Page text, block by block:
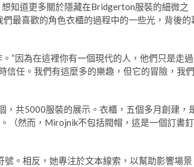
知道更多關於隱藏在Bridgerton服裝的細微之
最喜歡的角色衣櫃的過程中的一些光，背後的
“因為在這裡你有一個現代的人，他們只是走過
信任。我們有這麼多的樂趣，但它的冒險，我們
共5000服裝的展示。衣櫃，五個多月創建，
（然而，Mirojnik不包括閥帽，這是一個訂書釘
。相反，她專注於文本線索，以幫助影響場景